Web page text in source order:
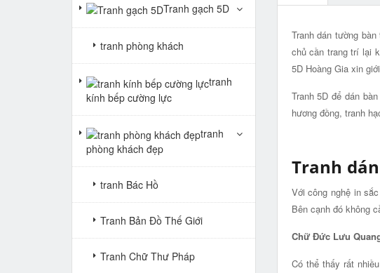
Tranh dán tường
chủ cần trang trí lại
5D Hoàng Gia xin
Tranh 5D để dán
hương đồng, tranh
Tranh
Với công nghệ in
Bên cạnh đó không
Chữ Đức Lưu
Có thể thấy rất
Tranh gạch 5D
tranh phòng khách
tranh
kính bếp cường lực
tranh
phòng khách đẹp
tranh Bác Hồ
Tranh Bản Đồ Thế Giới
Tranh Chữ Thư Pháp